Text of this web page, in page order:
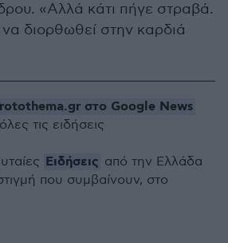
«Αλλά κάτι πήγε στραβά.
να διορθωθεί στην καρδιά
στο Google News
τις ειδήσεις
Ειδήσεις από την Ελλάδα
που συμβαίνουν, στο